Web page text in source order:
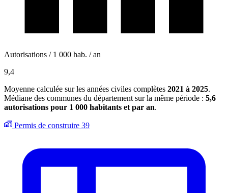
Autorisations / 1 000 hab. / an
9,4
Moyenne calculée sur les années civiles complètes 2021 à 2025.
Médiane des communes du département sur la même période : 5,6
autorisations pour 1 000 habitants et par an.
Permis de construire 39